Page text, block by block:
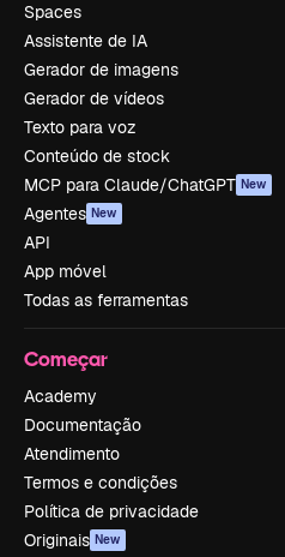
Spaces
Assistente de IA
Gerador de imagens
Gerador de vídeos
Texto para voz
Conteúdo de stock
MCP para Claude/ChatGPT New
Agentes New
API
App móvel
Todas as ferramentas
Começar
Academy
Documentação
Atendimento
Termos e condições
Política de privacidade
Originais New